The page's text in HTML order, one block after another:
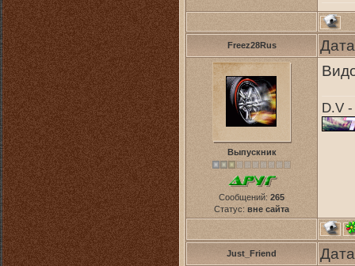
Freez28Rus
Выпускник
Сообщений: 265
Статус: вне сайта
D.V
Just_Friend